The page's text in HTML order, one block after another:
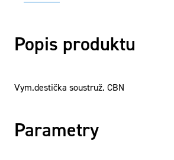
Popis produktu
Vym.destička soustruž. CBN
Parametry